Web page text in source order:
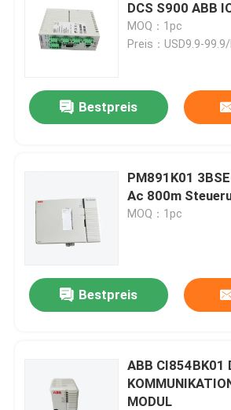
DCS S900 ABB
MOQ：1pc
Preis：USD9.9-
Bestpreis
PM891K01
Ac 800m
MOQ：1pc
Bestpreis
ABB CI854BK01
MODUL